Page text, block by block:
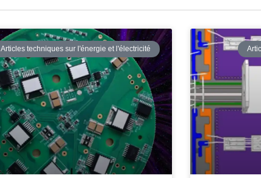
Articles techniques sur l'énergie et l'électricité